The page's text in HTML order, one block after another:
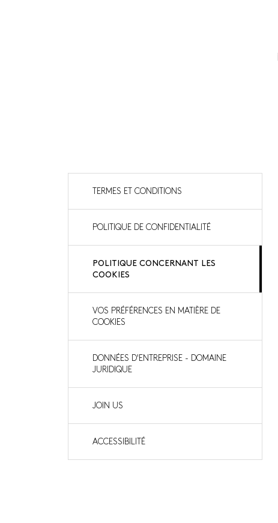
TERMES ET CONDITIONS
POLITIQUE DE CONFIDENTIALITÉ
POLITIQUE CONCERNANT LES
COOKIES
VOS PRÉFÉRENCES EN MATIÈRE DE
COOKIES
DONNÉES D'ENTREPRISE - DOMAINE
JURIDIQUE
JOIN US
ACCESSIBILITÉ